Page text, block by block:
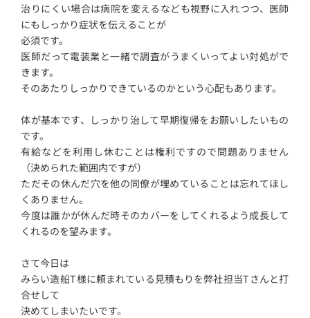
治りにくい場合は病院を変えるなども視野に入れつつ、医師
にもしっかり症状を伝えることが
必須です。
医師だって電装業と一緒で調査がうまくいってよい対処がで
きます。
そのあたりしっかりできているのかという心配もあります。
体が基本です、しっかり治して早期復帰をお願いしたいもの
です。
有給などを利用し休むことは権利ですので問題ありません
（決められた範囲内ですが）
ただその休んだ穴を他の同僚が埋めていることは忘れてほし
くありません。
今度は誰かが休んだ時そのカバーをしてくれるよう成長して
くれるのを望みます。
さて今日は
みらい造船T様に頼まれている見積もりを弊社担当Tさんと打
合せして
決めてしまいたいです。